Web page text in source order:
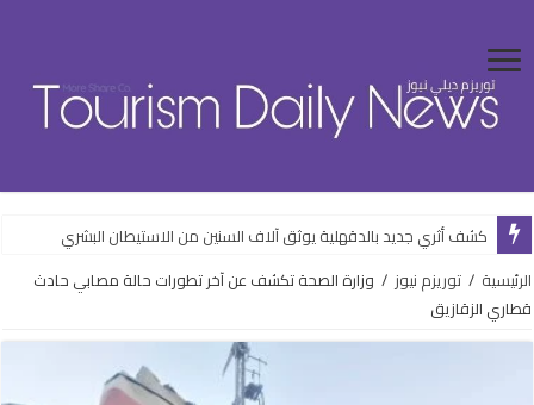
كشف أثري جديد بالدقهلية يوثق آلاف السنين من الاستيطان البشري
الرئيسية / توريزم نيوز / وزارة الصحة تكشف عن آخر تطورات حالة مصابي حادث
قطاري الزقازيق